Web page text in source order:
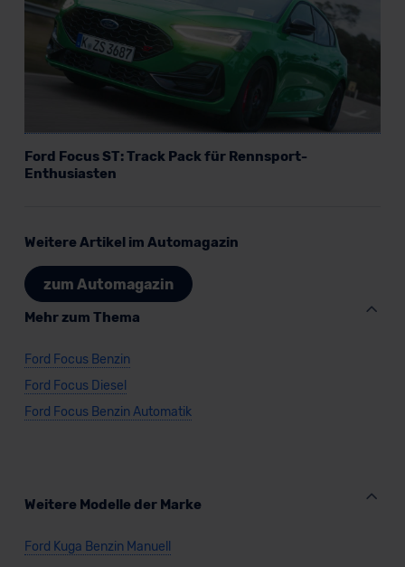
Datenschutzerklärung|
Ford Focus ST: Track Pack für Rennsport-
Enthusiasten
Weitere Artikel im Automagazin
zum Automagazin
Mehr zum Thema
Ford Focus Benzin
Ford Focus Diesel
Ford Focus Benzin Automatik
Weitere Modelle der Marke
Ford Kuga Benzin Manuell